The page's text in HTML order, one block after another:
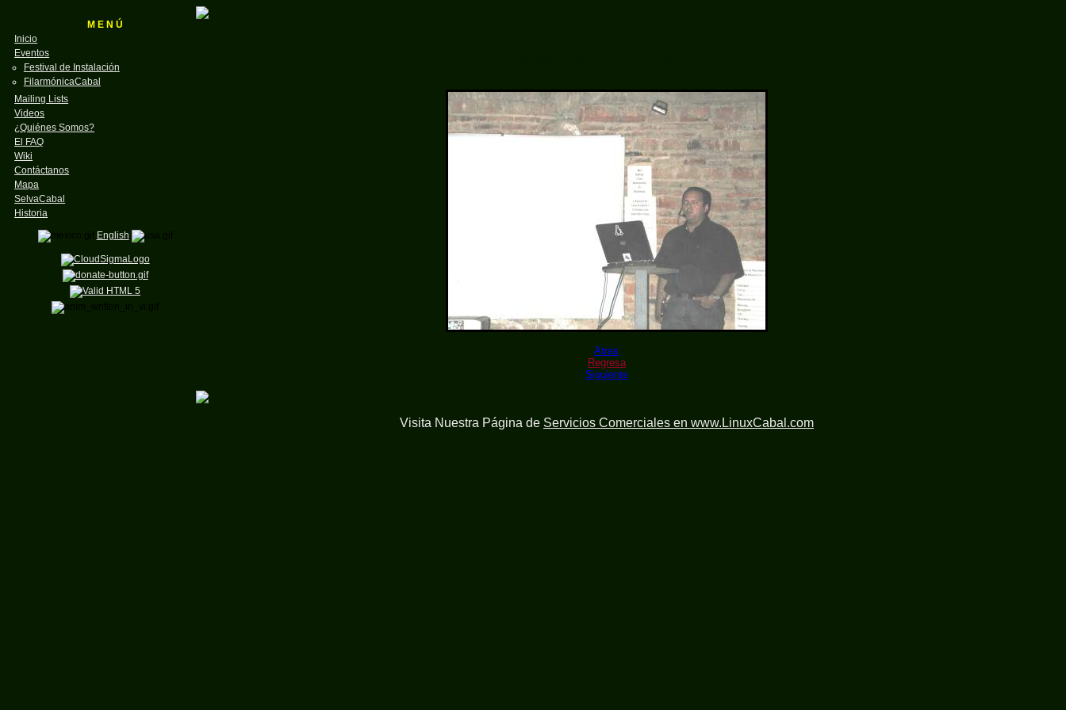
M E N Ú
Inicio
Eventos
Festival de Instalación
FilarmónicaCabal
Mailing Lists
Videos
¿Quiénes Somos?
El FAQ
Wiki
Contáctanos
Mapa
SelvaCabal
Historia
English
Atras
Regresa
Siguiente
Visita Nuestra Página de Servicios Comerciales en www.LinuxCabal.com